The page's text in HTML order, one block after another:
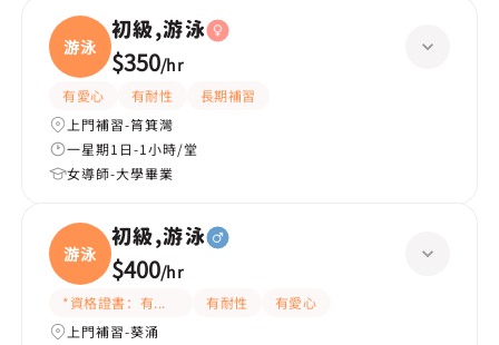
游泳
初級,游泳
$350/hr
有愛心 有耐性
長期補習
上門補習-筲箕灣
一星期1日-1小時/堂
女導師-大學畢業
游泳
初級,游泳
$400/hr
*資格證書：有教練牌 有耐性
有愛心
上門補習-葵涌